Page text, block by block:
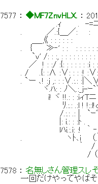
7577 ：◆MF7ZnvHLX. ：
.ｨ . -=ニ ￣
. ／.:{＿／: : : : : : :
＿_,《 : : : : : : : :
. { ≫‐' : : : : : : : : :
`v' /: : :, : : : : : : : : : :
／ ! : :/ :{: : : : : : :i :
. / .{: :∧ :∨: : : :! :∨:
. `ー ､! :j ,: : :∨.:.: :|
ヾ.ﾊ: : ﾉ＼.:_j-ｰ`＼
i! ヾ !!.: : :iィTニヽ
ﾘ.:.: .:l ! !::l!ｄ !
/.:.: .: |. `ｰ" `
|: i.: : :ﾄ . .
lﾊi.:.i: :! ｀ ‐, .--.
. ヽﾄ､i （. `
｀ / ＞ . _ . ＜ i
/ （
7578 ：名無しさん管理スレ
一回だけやってやばそ